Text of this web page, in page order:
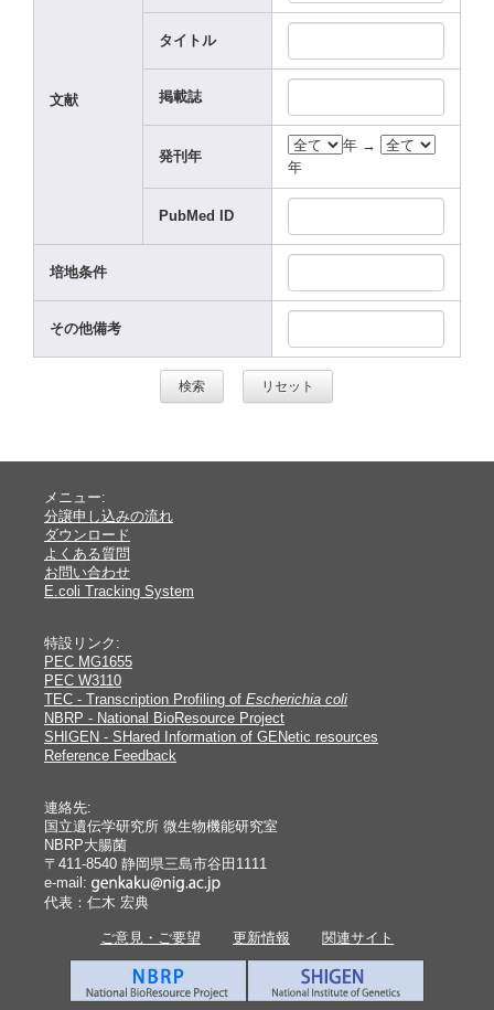
文献
タイトル
掲載誌
発刊年
年 →
年
PubMed ID
培地条件
その他備考
メニュー:
分譲申し込みの流れ
ダウンロード
よくある質問
お問い合わせ
E.coli Tracking System
特設リンク:
PEC MG1655
PEC W3110
TEC - Transcription Profiling of Escherichia coli
NBRP - National BioResource Project
SHIGEN - SHared Information of GENetic resources
Reference Feedback
連絡先:
国立遺伝学研究所 微生物機能研究室
NBRP大腸菌
〒411-8540 静岡県三島市谷田1111
e-mail:
代表：仁木 宏典
ご意見・ご要望 更新情報 関連サイト